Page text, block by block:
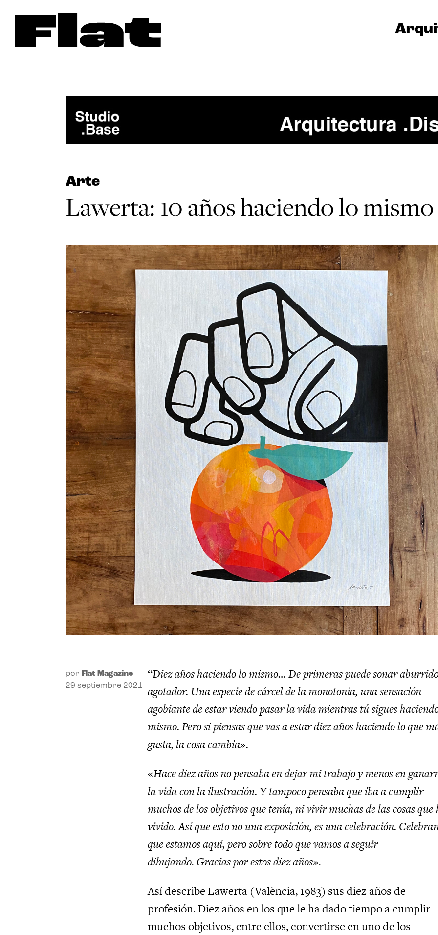
Arte
Lawerta: 10 años haciendo lo mismo
por Flat Magazine
29 septiembre 2021
“Diez años haciendo lo mismo…De primeras puede sonar
agotador. Una especie de cárcel de la monotonía,una sensación
agobiante de estar viendo pasar la vidamientras tú sigues
mismo.Pero si piensas que vas a estar diez años haciendo lo que
gusta,la cosa cambia».
«Hace diez años no pensaba en dejar mi trabajo y menos en
la vidacon la ilustración. Y tampoco pensaba que iba a cumplir
muchos de los objetivosque tenía, ni vivir muchas de las cosas que
vivido.Así que esto no una exposición, es una celebración.
que estamos aquí, pero sobre todo que vamos a seguir
dibujando. Gracias por estos diez años».
Así describe Lawerta (València, 1983) sus diez años de
profesión. Diez años en los que le ha dado tiempo a cumplir
muchos objetivos, entre ellos, convertirse en uno de los